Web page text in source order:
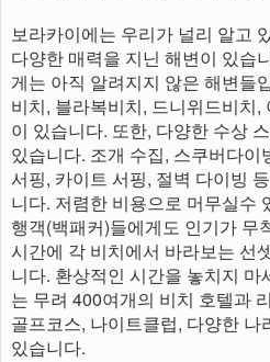
보라카이에는 우리가 널리 알고
다양한 매력을 지닌 해변이 있습
게는 아직 알려지지 않은 해변들
비치, 블라복비치, 드니위드비치
이 있습니다. 또한, 다양한 수상
있습니다. 조개 수집, 스쿠버다
서핑, 카이트 서핑, 절벽 다이빙
니다. 저렴한 비용으로 머무실수
행객(백패커)들에게도 인기가 무
시간에 각 비치에서 바라보는 선
니다. 환상적인 시간을 놓치지 마
는 무려 400여개의 비치 호텔과
골프코스, 나이트클럽, 다양한 나
있습니다.